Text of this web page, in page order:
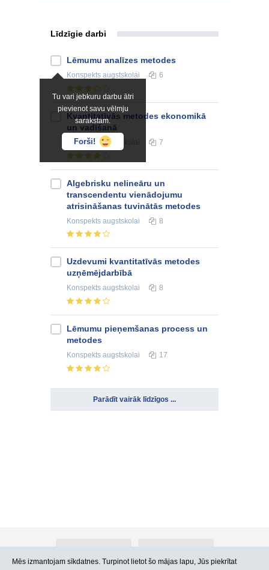
Līdzīgie darbi
Tu vari jebkuru darbu ātri
pievienot savu vēlmju
sarakstam.
Forši!
Lēmumu analīzes metodes
Konspekts augstskolai 6
Kvantitatīvās metodes ekonomikā
un vadīšanā
Konspektsaugstskolai 7
Algebrisku nelineāru un
transcendentu vienādojumu
atrisināšanas tuvinātās metodes
Konspekts augstskolai 8
Uzdevumi kvantitatīvās metodes
uzņēmējdarbībā
Konspekts augstskolai 8
Lēmumu pieņemšanas process un
metodes
Konspekts augstskolai 17
Parādīt vairāk līdzīgos ...
Mēs izmantojam sīkdatnes. Turpinot lietot šo mājas lapu, Jūs piekrītat